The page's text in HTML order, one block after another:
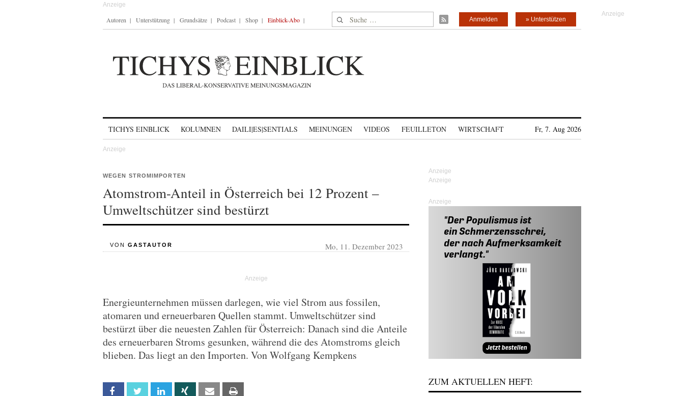
Autoren Unterstützung Grundsätze Podcast Shop Einblick-Abo Suche nach: » Unterstützen
Anmelden
TICHYS EINBLICK KOLUMNEN DAILI|ES|SENTIALS MEINUNGEN VIDEOS FEUILLETON WIRTSCHAFT Fr, 7. Aug 2026
WEGEN STROMIMPORTEN
Atomstrom-Anteil in Österreich bei 12 Prozent –
Umweltschützer sind bestürzt
VON GASTAUTOR Mo, 11. Dezember 2023
Energieunternehmen müssen darlegen, wie viel Strom aus fossilen,
atomaren und erneuerbaren Quellen stammt. Umweltschützer sind
bestürzt über die neuesten Zahlen für Österreich: Danach sind die Anteile
des erneuerbaren Stroms gesunken, während die des Atomstroms gleich
blieben. Das liegt an den Importen. Von Wolfgang Kempkens
Facebook Twitter Linkedin Xing Email
Anzeige
ZUM AKTUELLEN HEFT: